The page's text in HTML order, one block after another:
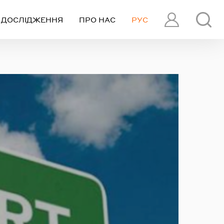
ПРОФІЛЬ
РУС
ДОСЛІДЖЕННЯ ПРО НАС